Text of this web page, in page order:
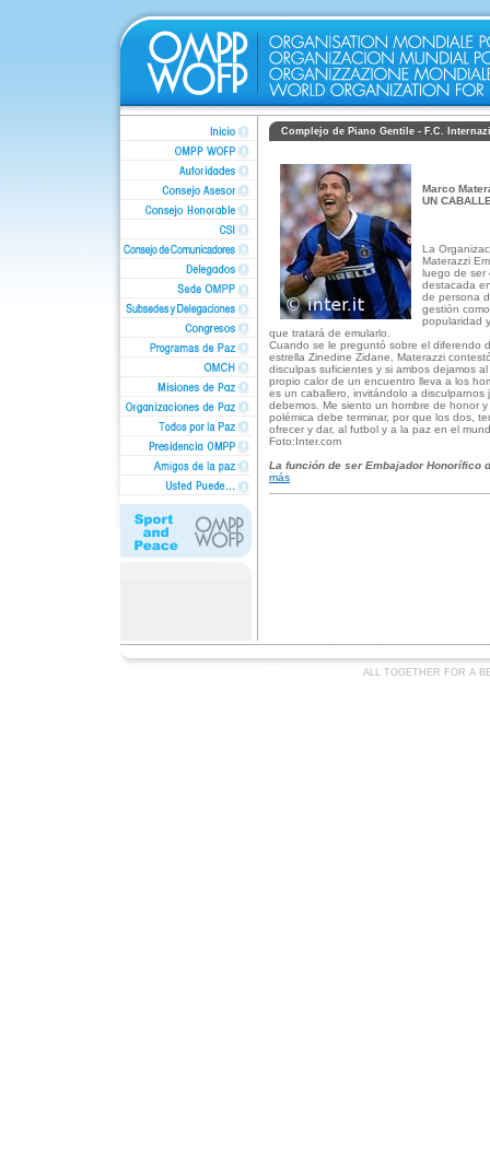
Complejo de Piano Gentile - F.C.
Marco
UN
La
Materazzi
luego de ser
destacada
de persona
gestión
popularidad
que tratará de emularlo.
Cuando se le preguntó sobre el diferendo
estrella Zinedine Zidane, Materazzi
disculpas suficientes y si ambos dejamos
propio calor de un encuentro lleva a los
es un caballero, invitándolo a
debemos. Me siento un hombre de honor
polémica debe terminar, por que los dos,
ofrecer y dar, al futbol y a la paz en el
Foto:Inter.com
La función de ser Embajador Honorífico
más
ALL TOGETHER FOR A